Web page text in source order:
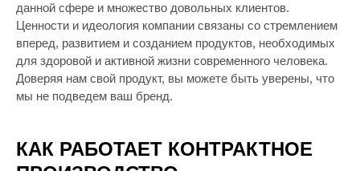
данной сфере и множество довольных клиентов.
Ценности и идеология компании связаны со стремлением
вперед, развитием и созданием продуктов, необходимых
для здоровой и активной жизни современного человека.
Доверяя нам свой продукт, вы можете быть уверены, что
мы не подведем ваш бренд.
КАК РАБОТАЕТ КОНТРАКТНОЕ